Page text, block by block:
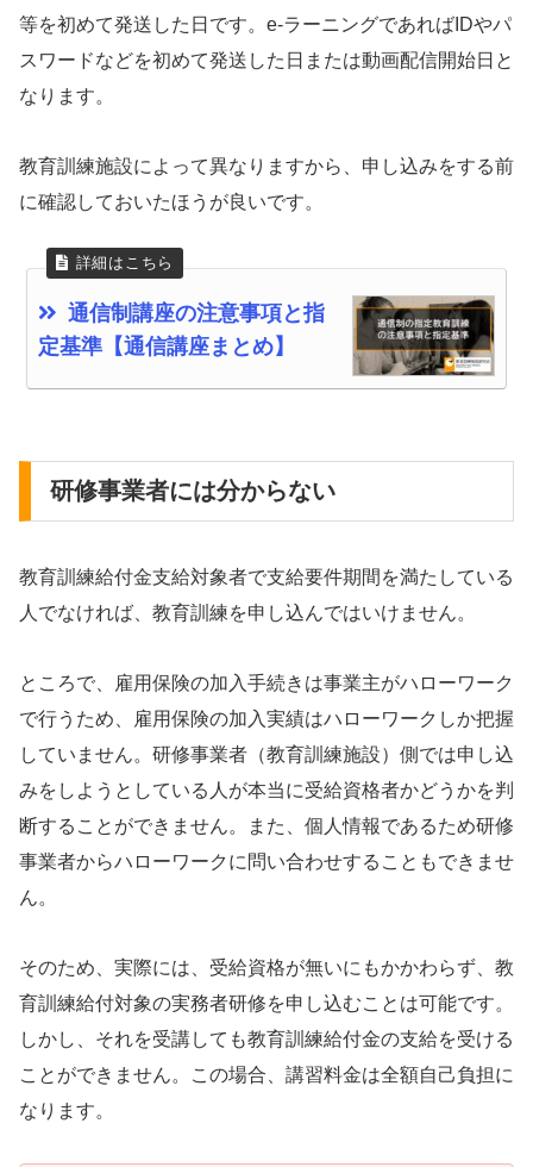
等を初めて発送した日です。e-ラーニングであればIDやパ
スワードなどを初めて発送した日または動画配信開始日と
なります。
教育訓練施設によって異なりますから、申し込みをする前
に確認しておいたほうが良いです。
通信制講座の注意事項と指
定基準【通信講座まとめ】
研修事業者には分からない
教育訓練給付金支給対象者で支給要件期間を満たしている
人でなければ、教育訓練を申し込んではいけません。
ところで、雇用保険の加入手続きは事業主がハローワーク
で行うため、雇用保険の加入実績はハローワークしか把握
していません。研修事業者（教育訓練施設）側では申し込
みをしようとしている人が本当に受給資格者かどうかを判
断することができません。また、個人情報であるため研修
事業者からハローワークに問い合わせすることもできませ
ん。
そのため、実際には、受給資格が無いにもかかわらず、教
育訓練給付対象の実務者研修を申し込むことは可能です。
しかし、それを受講しても教育訓練給付金の支給を受ける
ことができません。この場合、講習料金は全額自己負担に
なります。